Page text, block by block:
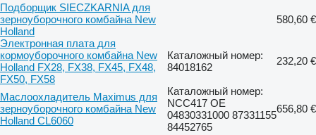
Подборщик SIECZKARNIA для
зерноуборочного комбайна New
Holland
580,60 €
Электронная плата для
кормоуборочного комбайна New
Holland FX28, FX38, FX45, FX48,
FX50, FX58
Каталожный номер:
84018162
232,20 €
Маслоохладитель Maximus для
зерноуборочного комбайна New
Holland CL6060
Каталожный номер:
NCC417 OE
04830331000 87331155
84452765
656,80 €